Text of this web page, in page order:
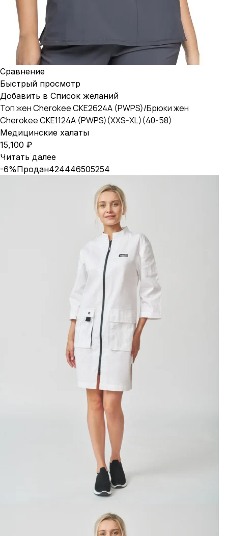
Сравнение
Быстрый просмотр
Добавить в Список желаний
Топ жен Cherokee CKE2624A (PWPS)/Брюки жен
Cherokee CKE1124A (PWPS)(XXS-XL)(40-58)
Медицинские халаты
15,100 ₽
Читать далее
-6%Продан424446505254